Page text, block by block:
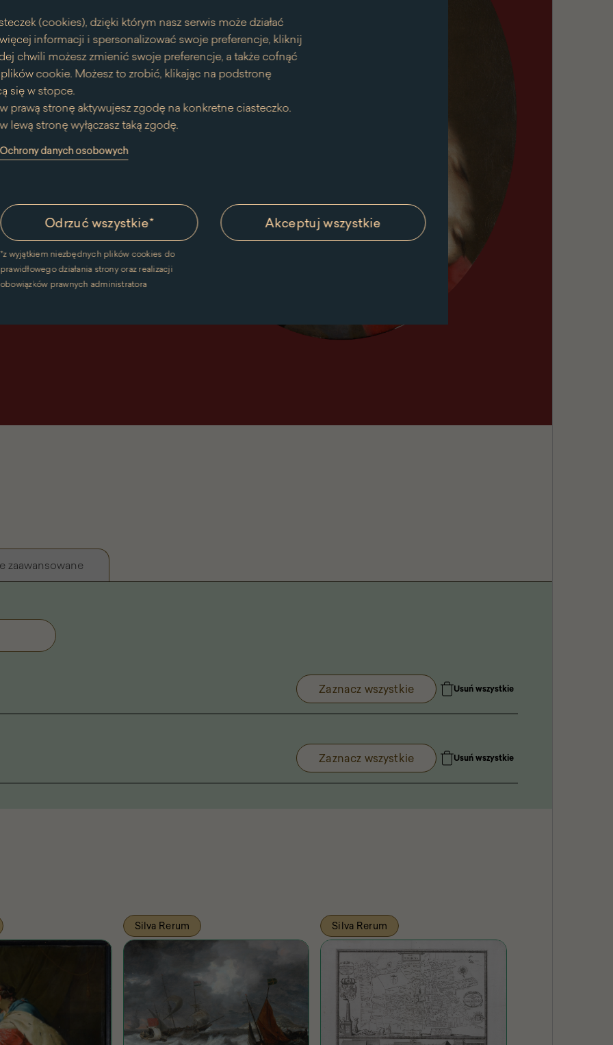
(cookies), dzięki którym nasz serwis może działać
informacji i spersonalizować swoje preferencje, kliknij
chwili możesz zmienić swoje preferencje, a także cofnąć
cookie. Możesz to zrobić, klikając na podstronę
się w stopce.
prawą stronę aktywujesz zgodę na konkretne ciasteczko.
lewą stronę wyłączasz taką zgodę.
danych osobowych
Odrzuć wszystkie*
*z wyjątkiem niezbędnych plików cookies do
prawidłowego działania strony oraz realizacji
obowiązków prawnych administratora
Akceptuj wszystkie
zaawansowane
Zaznacz wszystkie Usuń wszystkie
Zaznacz wszystkie Usuń wszystkie
Silva Rerum Silva Rerum